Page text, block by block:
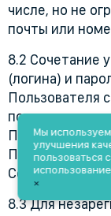
числе, но не
почты или
8.2 Сочетание
(логина) и
Пользователя
подписью
Порядок
Соглашением.
8.3 Для
Мы
улучшения
пользоваться
использование.
×